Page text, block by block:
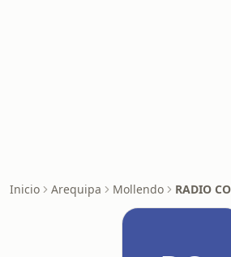
Inicio Arequipa Mollendo RADIO